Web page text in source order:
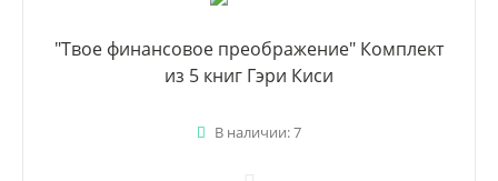
"Твое финансовое преображение" Комплект
из 5 книг Гэри Киси
В наличии: 7